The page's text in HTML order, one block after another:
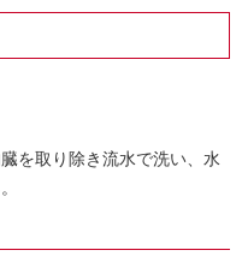
を取り除き流水で洗い、水